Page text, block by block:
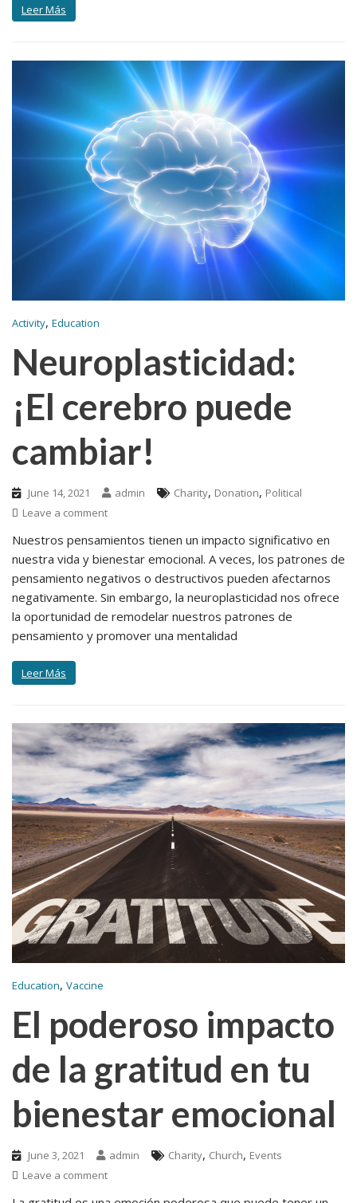
Leer Más
Activity, Education
Neuroplasticidad:
¡El cerebro puede
cambiar!
June 14, 2021 admin Charity, Donation, Political
Leave a comment
Nuestros pensamientos tienen un impacto significativo en
nuestra vida y bienestar emocional. A veces, los patrones de
pensamiento negativos o destructivos pueden afectarnos
negativamente. Sin embargo, la neuroplasticidad nos ofrece
la oportunidad de remodelar nuestros patrones de
pensamiento y promover una mentalidad
Leer Más
Education, Vaccine
El poderoso impacto
de la gratitud en tu
bienestar emocional
June 3, 2021 admin Charity, Church, Events
Leave a comment